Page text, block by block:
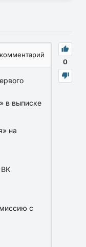
0
комментарий
в выписке
на
ВК
с